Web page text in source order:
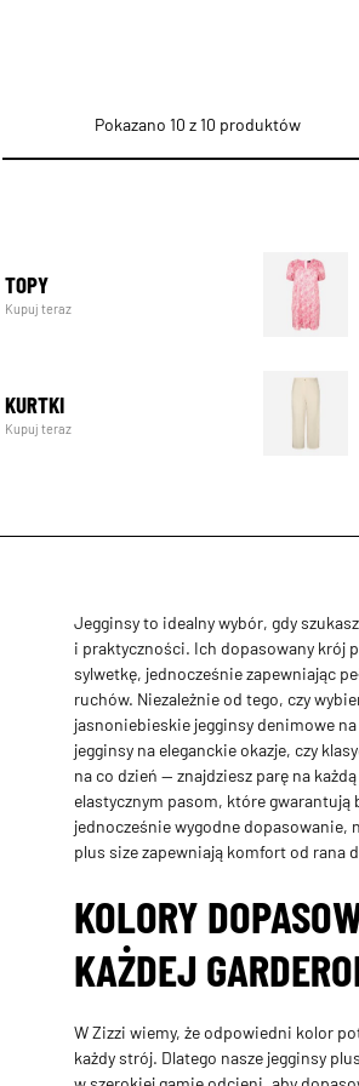
Pokazano 10 z 10 produktów
TOPY
Kupuj teraz
KURTKI
Kupuj teraz
Jegginsy to idealny wybór, gdy
i praktyczności. Ich dopasowany krój
sylwetkę, jednocześnie zapewniając
ruchów. Niezależnie od tego, czy
jasnoniebieskie jegginsy denimowe
jegginsy na eleganckie okazje, czy
na co dzień — znajdziesz parę na
elastycznym pasom, które gwarantują
jednocześnie wygodne dopasowanie,
plus size zapewniają komfort od rana
KOLORY
KAŻDEJ
W Zizzi wiemy, że odpowiedni kolor
każdy strój. Dlatego nasze jegginsy